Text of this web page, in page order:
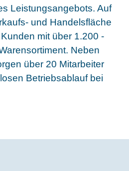
­Leistungsangebots. Auf
und Handelsfläche
mit über 1.200
Neben
über 20 Mitarbeiter
Betriebsablauf bei